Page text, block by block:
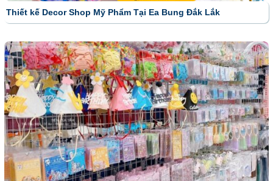
Thiết kế Decor Shop Mỹ Phẩm Tại Ea Bung Đắk Lắk